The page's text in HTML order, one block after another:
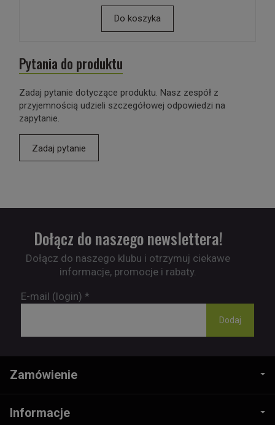
Do koszyka
Pytania do produktu
Zadaj pytanie dotyczące produktu. Nasz zespół z
przyjemnością udzieli szczegółowej odpowiedzi na
zapytanie.
Zadaj pytanie
Dołącz do naszego newslettera!
Dołącz do naszego klubu i otrzymuj ciekawe
informacje, promocje i rabaty.
E-mail (login) *
Zamówienie
Informacje